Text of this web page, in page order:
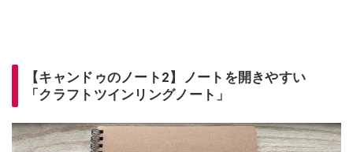
【キャンドゥのノート2】ノートを開きやすい
「クラフトツインリングノート」